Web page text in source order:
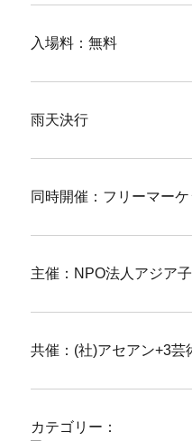
入場料：無料
雨天決行
同時開催：フリーマーケ
主催：NPO法人アジア
共催：(社)アセアン+3芸
カテゴリー：